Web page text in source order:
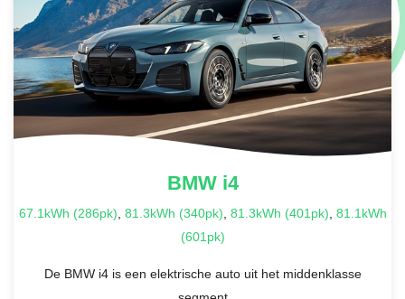
BMWi4
67.1kWh (286pk), 81.3kWh (340pk), 81.3kWh (401pk), 81.1kWh
(601pk)
De BMW i4 is een elektrische auto uit het middenklasse